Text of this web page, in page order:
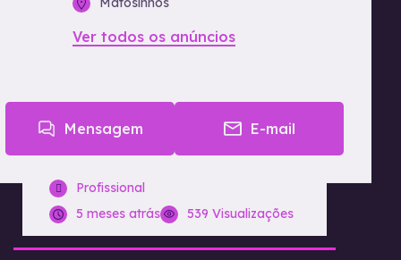
Ver todos os anúncios
Mensagem E-mail
Profissional
5 meses atrás
539 Visualizações